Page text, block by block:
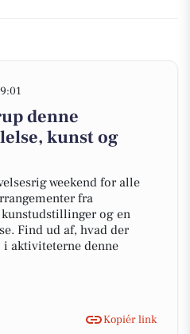
denne
kunst og
weekend for alle
fra
og en
Find ud af, hvad der
aktiviteterne denne
Kopiér link